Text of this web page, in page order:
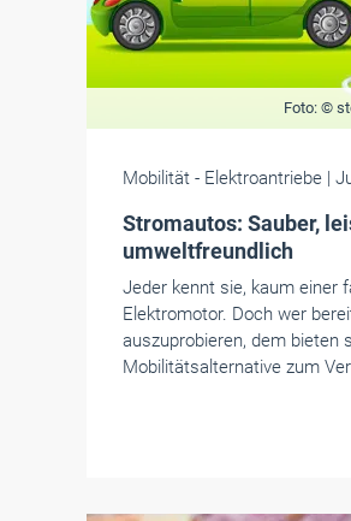
Foto: ©
Mobilität - Elektroantriebe |
Stromautos: Sauber,
umweltfreundlich
Jeder kennt sie, kaum einer
Elektromotor. Doch wer
auszuprobieren, dem bieten
Mobilitätsalternative zum